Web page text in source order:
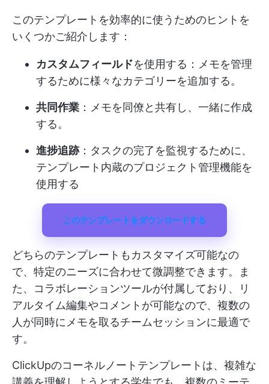
このテンプレートを効率的に使うためのヒントを
いくつかご紹介します：
カスタムフィールドを使用する：メモを管理
するために様々なカテゴリーを追加する。
共同作業 ：メモを同僚と共有し、一緒に作成
する。
進捗追跡：タスクの完了を監視するために、
テンプレート内蔵のプロジェクト管理機能を
使用する
このテンプレートをダウンロードする
どちらのテンプレートもカスタマイズ可能なの
で、特定のニーズに合わせて微調整できます。ま
た、コラボレーションツールが付属しており、リ
アルタイム編集やコメントが可能なので、複数の
人が同時にメモを取るチームセッションに最適で
す。
ClickUpのコーネルノートテンプレートは、複雑な